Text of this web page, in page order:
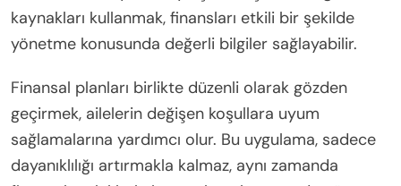
kaynakları kullanmak, finansları etkili bir şekilde
yönetme konusunda değerli bilgiler sağlayabilir.
Finansal planları birlikte düzenli olarak gözden
geçirmek, ailelerin değişen koşullara uyum
sağlamalarına yardımcı olur. Bu uygulama, sadece
dayanıklılığı artırmakla kalmaz, aynı zamanda